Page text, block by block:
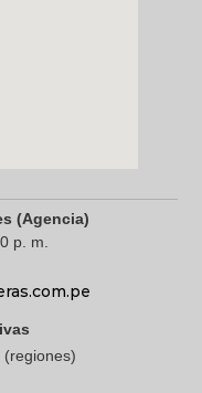
(Agencia)
p. m.
(regiones)